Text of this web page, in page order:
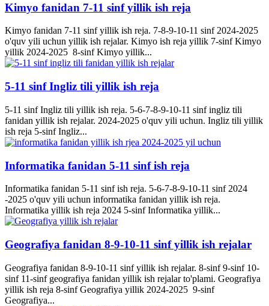
Kimyo fanidan 7-11 sinf yillik ish reja
Kimyo fanidan 7-11 sinf yillik ish reja. 7-8-9-10-11 sinf 2024-2025
o'quv yili uchun yillik ish rejalar. Kimyo ish reja yillik 7-sinf Kimyo
yillik 2024-2025 8-sinf Kimyo yillik...
5-11 sinf Ingliz tili yillik ish reja
5-11 sinf Ingliz tili yillik ish reja. 5-6-7-8-9-10-11 sinf ingliz tili
fanidan yillik ish rejalar. 2024-2025 o'quv yili uchun. Ingliz tili yillik
ish reja 5-sinf Ingliz...
Informatika fanidan 5-11 sinf ish reja
Informatika fanidan 5-11 sinf ish reja. 5-6-7-8-9-10-11 sinf 2024
-2025 o'quv yili uchun informatika fanidan yillik ish reja.
Informatika yillik ish reja 2024 5-sinf Informatika yillik...
Geografiya fanidan 8-9-10-11 sinf yillik ish rejalar
Geografiya fanidan 8-9-10-11 sinf yillik ish rejalar. 8-sinf 9-sinf 10-
sinf 11-sinf geografiya fanidan yillik ish rejalar to'plami. Geografiya
yillik ish reja 8-sinf Geografiya yillik 2024-2025 9-sinf
Geografiya...